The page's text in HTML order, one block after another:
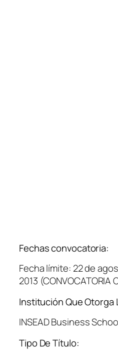
Fechas convocatoria:
Fecha límite: 22 de
2013 (CONVOCATORIA
Institución Que Otorga
INSEAD Business
Tipo De Título: